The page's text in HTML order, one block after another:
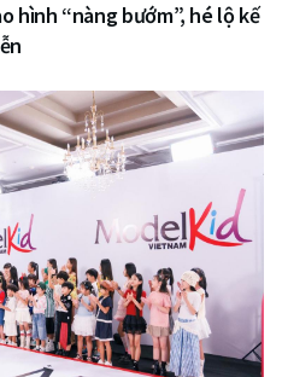
hình “nàng bướm”, hé lộ kế